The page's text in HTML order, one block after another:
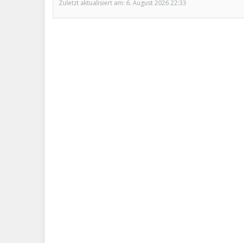
Zuletzt aktualisiert am: 6. August 2026 22:33